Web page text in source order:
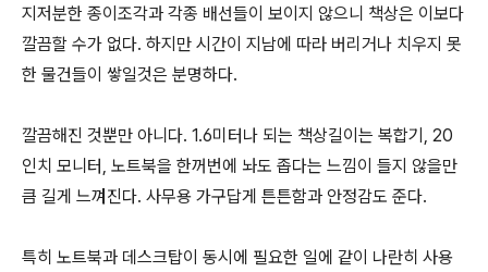
지저분한 종이조각과 각종 배선들이 보이지 않으니 책상은 이보다
깔끔할 수가 없다. 하지만 시간이 지남에 따라 버리거나 치우지 못
한 물건들이 쌓일것은 분명하다.
깔끔해진 것뿐만 아니다. 1.6미터나 되는 책상길이는 복합기, 20
인치 모니터, 노트북을 한꺼번에 놔도 좁다는 느낌이 들지 않을만
큼 길게 느껴진다. 사무용 가구답게 튼튼함과 안정감도 준다.
특히 노트북과 데스크탑이 동시에 필요한 일에 같이 나란히 사용